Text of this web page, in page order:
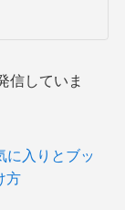
信していま
に入りとブッ
方